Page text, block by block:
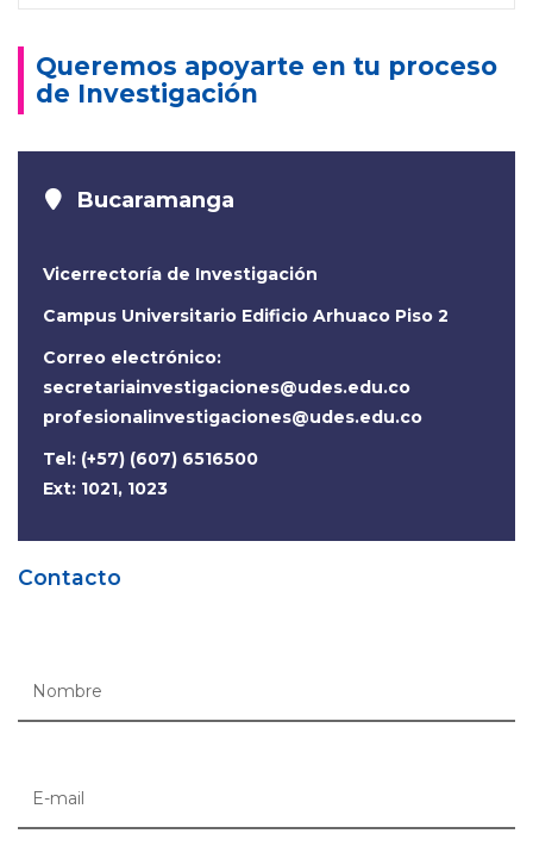
Queremos apoyarte en tu proceso
de Investigación
Bucaramanga
Vicerrectoría de Investigación
Campus Universitario Edificio Arhuaco Piso 2
Correo electrónico:
secretariainvestigaciones@udes.edu.co
profesionalinvestigaciones@udes.edu.co
Tel: (+57) (607) 6516500
Ext: 1021, 1023
Contacto